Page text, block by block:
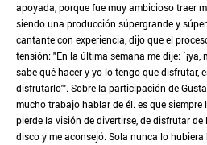
apoyada, porque fue muy ambicioso traer
siendo una producción súpergrande y
cantante con experiencia, dijo que el
tensión: "En la última semana me dije:
sabe qué hacer y yo lo tengo que disfrutar,
disfrutarlo'". Sobre la participación de
mucho trabajo hablar de él. es que
pierde la visión de divertirse, de disfrutar
disco y me aconsejó. Sola nunca lo